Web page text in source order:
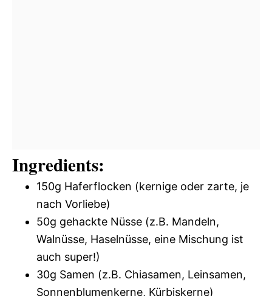
Ingredients:
150g Haferflocken (kernige oder zarte, je
nach Vorliebe)
50g gehackte Nüsse (z.B. Mandeln,
Walnüsse, Haselnüsse, eine Mischung ist
auch super!)
30g Samen (z.B. Chiasamen, Leinsamen,
Sonnenblumenkerne, Kürbiskerne)